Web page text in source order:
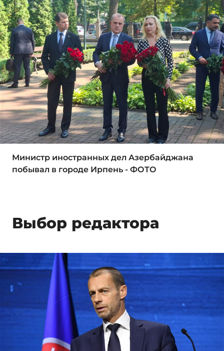
Министр иностранных дел Азербайджана
побывал в городе Ирпень - ФОТО
Выбор редактора